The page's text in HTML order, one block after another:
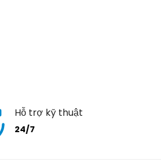
Hỗ trợ kỹ thuật
24/7